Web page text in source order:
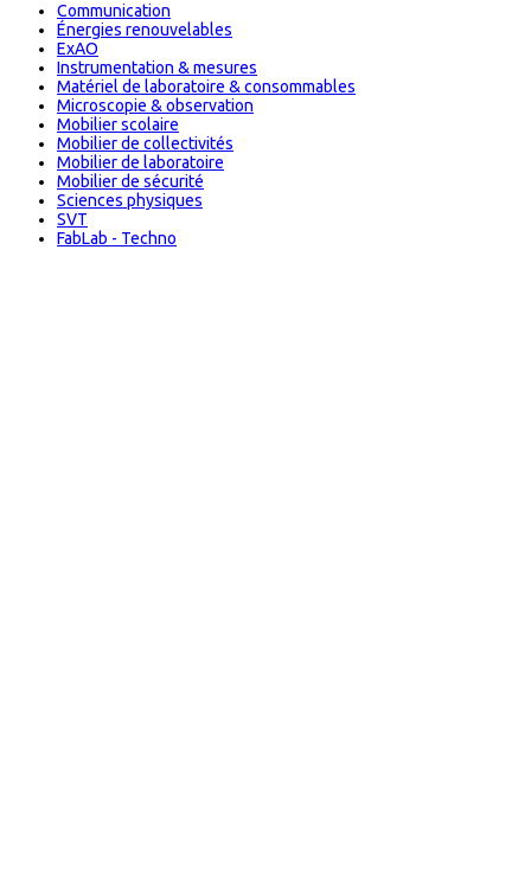
Communication
Énergies renouvelables
ExAO
Instrumentation & mesures
Matériel de laboratoire & consommables
Microscopie & observation
Mobilier scolaire
Mobilier de collectivités
Mobilier de laboratoire
Mobilier de sécurité
Sciences physiques
SVT
FabLab - Techno